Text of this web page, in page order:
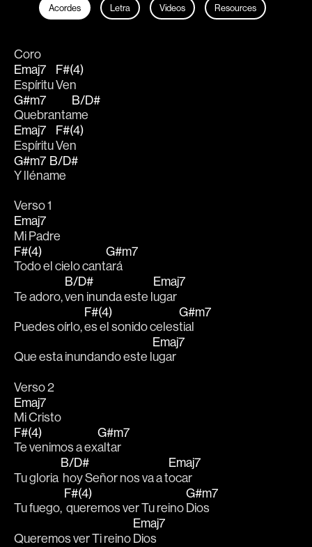
Acordes Letra Videos Resources
Coro
Emaj7
Espíritu
F#(4)
Ven
G#m7
Quebranta
B/D#
me
Emaj7
Espíritu
F#(4)
Ven
G#m7
Y lléna
B/D#
me
Verso 1
Emaj7
Mi Padre
F#(4)
Todo el cielo cant
G#m7
ará
Te adoro,
B/D#
ven inunda este l
Emaj7
ugar
Puedes oírlo,
F#(4)
es el sonido celes
G#m7
tial
Que esta inundando este l
Emaj7
ugar
Verso 2
Emaj7
Mi Cristo
F#(4)
Te venimos a ex
G#m7
altar
Tu gloria
B/D#
hoy Señor nos va a t
Emaj7
ocar
Tu fuego,
F#(4)
queremos ver Tu reino
G#m7
Dios
Queremos ver Ti reino
Emaj7
Dios